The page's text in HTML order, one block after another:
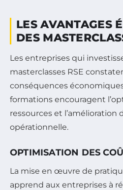
LES AVANTAGES
DES
Les entreprises qui
masterclasses RSE
conséquences
formations encouragent
ressources et l’amélioration
opérationnelle.
OPTIMISATION DES
La mise en œuvre de
apprend aux entreprises à